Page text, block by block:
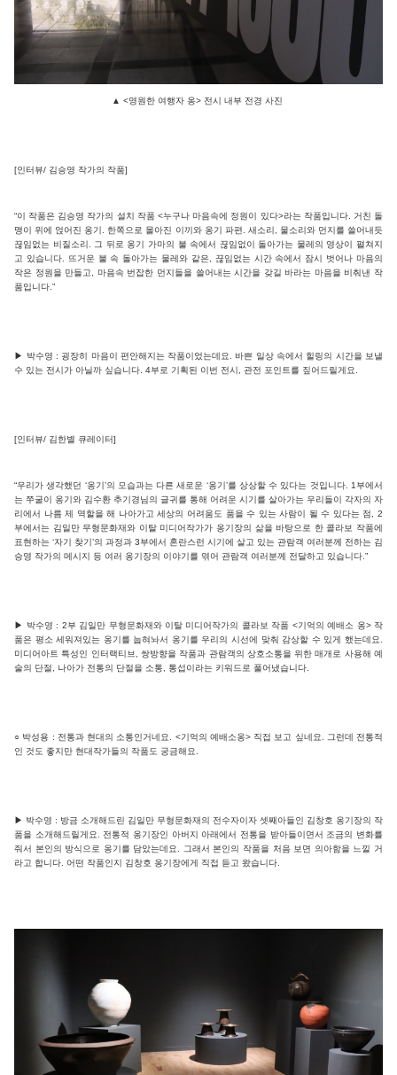
▲ <영원한 여행자 옹> 전시 내부 전경 사진
[인터뷰/ 김승영 작가의 작품]
“이 작품은 김승영 작가의 설치 작품 <누구나 마음속에 정원이 있다>라는 작품입니다. 거친 돌
맹이 위에 얹어진 옹기. 한쪽으로 몰아진 이끼와 옹기 파편. 새소리, 물소리와 먼지를 쓸어내듯
끊임없는 비질소리. 그 뒤로 옹기 가마의 불 속에서 끊임없이 돌아가는 물레의 영상이 펼쳐지
고 있습니다. 뜨거운 불 속 돌아가는 물레와 같은, 끊임없는 시간 속에서 잠시 벗어나 마음의
작은 정원을 만들고, 마음속 번잡한 먼지들을 쓸어내는 시간을 갖길 바라는 마음을 비춰낸 작
품입니다.”
▶ 박수영 : 굉장히 마음이 편안해지는 작품이었는데요. 바쁜 일상 속에서 힐링의 시간을 보낼
수 있는 전시가 아닐까 싶습니다. 4부로 기획된 이번 전시, 관전 포인트를 짚어드릴게요.
[인터뷰/ 김한별 큐레이터]
“우리가 생각했던 ‘옹기’의 모습과는 다른 새로운 ‘옹기’를 상상할 수 있다는 것입니다. 1부에서
는 쭈굴이 옹기와 김수환 추기경님의 글귀를 통해 어려운 시기를 살아가는 우리들이 각자의 자
리에서 나름 제 역할을 해 나아가고 세상의 어려움도 품을 수 있는 사람이 될 수 있다는 점, 2
부에서는 김일만 무형문화재와 이탈 미디어작가가 옹기장의 삶을 바탕으로 한 콜라보 작품에
표현하는 ‘자기 찾기’의 과정과 3부에서 혼란스런 시기에 살고 있는 관람객 여러분께 전하는 김
승영 작가의 메시지 등 여러 옹기장의 이야기를 엮어 관람객 여러분께 전달하고 있습니다.”
▶ 박수영 : 2부 김일만 무형문화재와 이탈 미디어작가의 콜라보 작품 <기억의 예배소 옹> 작
품은 평소 세워져있는 옹기를 눕혀놔서 옹기를 우리의 시선에 맞춰 감상할 수 있게 했는데요.
미디어아트 특성인 인터랙티브, 쌍방향을 작품과 관람객의 상호소통을 위한 매개로 사용해 예
술의 단절, 나아가 전통의 단절을 소통, 통섭이라는 키워드로 풀어냈습니다.
○ 박성용 : 전통과 현대의 소통인거네요. <기억의 예배소옹> 직접 보고 싶네요. 그런데 전통적
인 것도 좋지만 현대작가들의 작품도 궁금해요.
▶ 박수영 : 방금 소개해드린 김일만 무형문화재의 전수자이자 셋째아들인 김창호 옹기장의 작
품을 소개해드릴게요. 전통적 옹기장인 아버지 아래에서 전통을 받아들이면서 조금의 변화를
줘서 본인의 방식으로 옹기를 담았는데요. 그래서 본인의 작품을 처음 보면 의아함을 느낄 거
라고 합니다. 어떤 작품인지 김창호 옹기장에게 직접 듣고 왔습니다.